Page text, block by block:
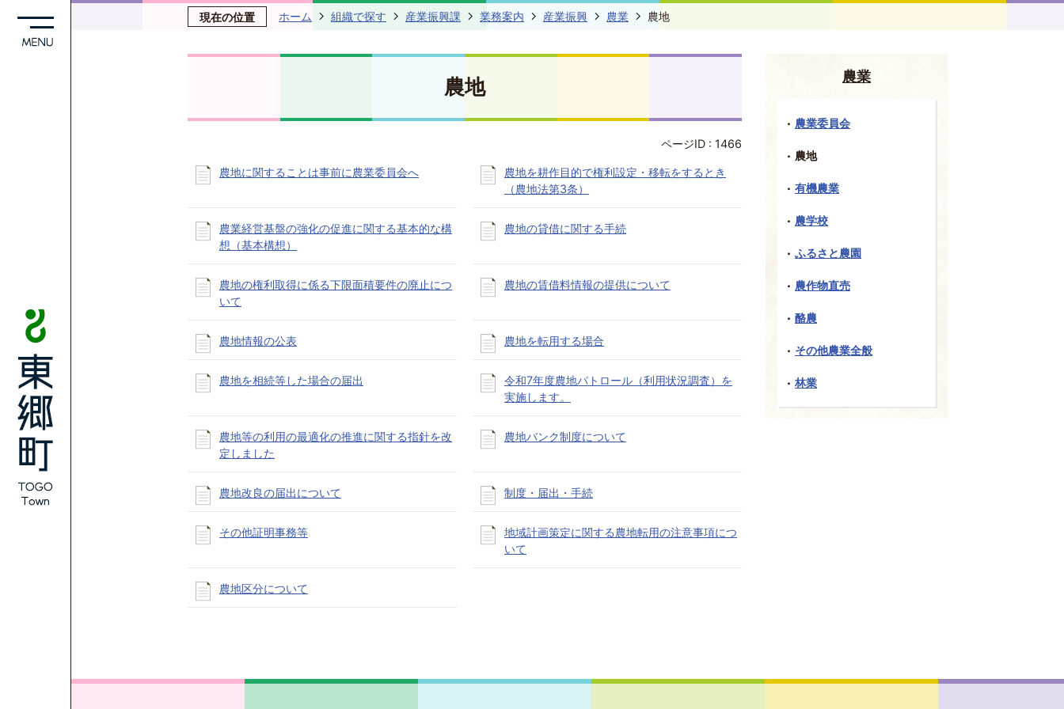
現在の位置 ホーム 組織で探す 産業振興課 業務案内 産業振興 農業 農地
農地
ページID : 1466
農地に関することは事前に農業委員会へ
農地を耕作目的で権利設定・移転をするとき
（農地法第3条）
農業経営基盤の強化の促進に関する基本的な構
想（基本構想）
農地の貸借に関する手続
農地の権利取得に係る下限面積要件の廃止につ
いて
農地の賃借料情報の提供について
農地情報の公表 農地を転用する場合
農地を相続等した場合の届出
令和7年度農地パトロール（利用状況調査）を
実施します。
農地等の利用の最適化の推進に関する指針を改
定しました
農地バンク制度について
農地改良の届出について 制度・届出・手続
その他証明事務等
地域計画策定に関する農地転用の注意事項につ
いて
農地区分について
農業
農業委員会
農地
有機農業
農学校
ふるさと農園
農作物直売
酪農
その他農業全般
林業